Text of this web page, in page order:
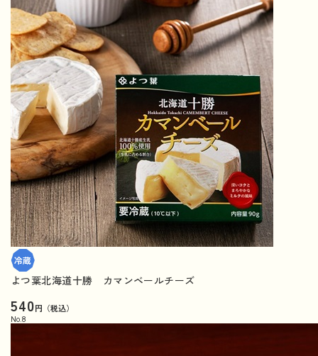
よつ葉北海道十勝 カマンベールチーズ
540円（税込）
No. 8